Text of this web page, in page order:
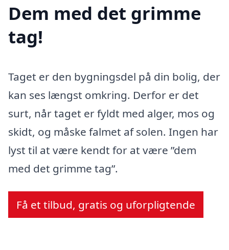
Dem med det grimme
tag!
Taget er den bygningsdel på din bolig, der
kan ses længst omkring. Derfor er det
surt, når taget er fyldt med alger, mos og
skidt, og måske falmet af solen. Ingen har
lyst til at være kendt for at være ”dem
med det grimme tag”.
Få et tilbud, gratis og uforpligtende